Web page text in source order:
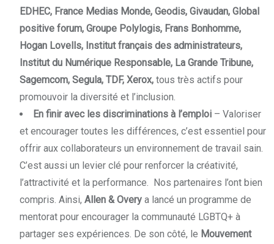
EDHEC, France Medias Monde, Geodis, Givaudan, Global
positive forum, Groupe Polylogis, Frans Bonhomme,
Hogan Lovells, Institut français des administrateurs,
Institut du Numérique Responsable, La Grande Tribune,
Sagemcom, Segula, TDF, Xerox, tous très actifs pour
promouvoir la diversité et l’inclusion.
En finir avec les discriminations à l’emploi – Valoriser
et encourager toutes les différences, c’est essentiel pour
offrir aux collaborateurs un environnement de travail sain.
C’est aussi un levier clé pour renforcer la créativité,
l’attractivité et la performance. Nos partenaires l’ont bien
compris. Ainsi, Allen & Overy a lancé un programme de
mentorat pour encourager la communauté LGBTQ+ à
partager ses expériences. De son côté, le Mouvement